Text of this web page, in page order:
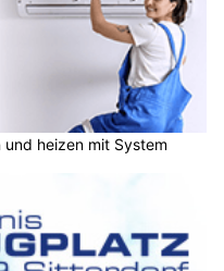
und heizen mit System